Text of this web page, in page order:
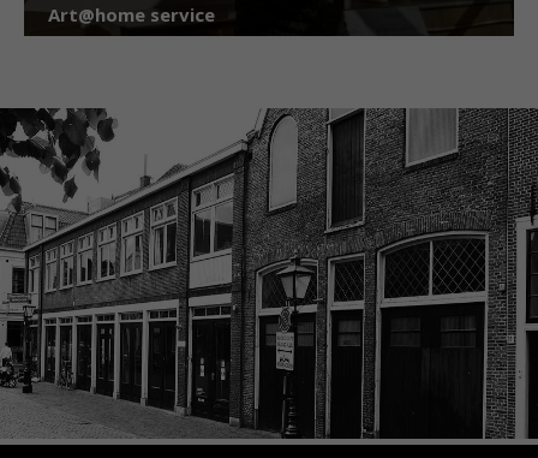
Art@home service